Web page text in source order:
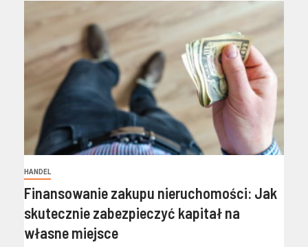
HANDEL
Finansowanie zakupu nieruchomości: Jak
skutecznie zabezpieczyć kapitał na
własne miejsce